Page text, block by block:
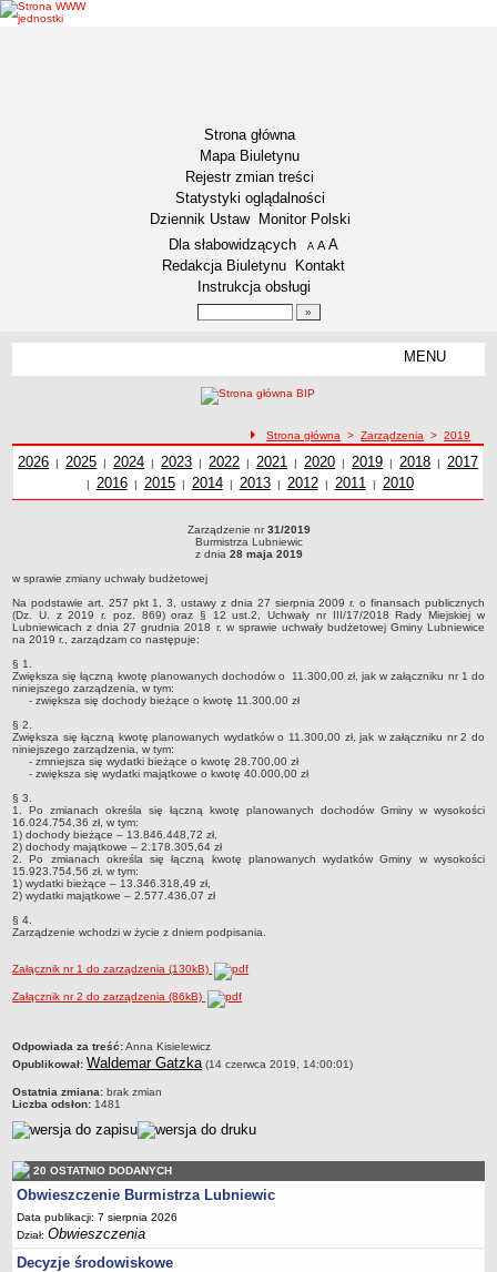
Strona główna
Mapa Biuletynu
Rejestr zmian treści
Statystyki oglądalności
Dziennik Ustaw
Monitor Polski
Menu dodatkowe
Dla słabowidzących A pomniejsz czcionkę
A standardowy rozmiar czcionki
A
Redakcja Biuletynu
Kontakt
Instrukcja obsługi
MENU
Zadania publiczne
Związki i stowarzyszenia
Współpraca zagraniczna
Strategia rozwoju Gminy
AKTUALNOŚCI I OBWIESZCZENIA
Aktualności
KOMUNIKATY
Drogi
Energia elektryczna
Meteorologiczne
Wodociągi - ocena jakości wody
KONKURSY
Ogłoszenia o konkursach
URZĄD MIEJSKI
Zastępca Burmistrza Lubniewic
Sekretarz Gminy
Informacja turystyczna
Regulamin i schemat organizacyjny
Przewodnik po urzędzie
Oświadczenia majątkowe
Raporty
RADA MIEJSKA
Dyżury Przewodniczącego Rady Miejskiej
ścieżka nawigacji
Strona główna >Zarządzenia >2019
Zarządzenia z roku
2026 | Zarządzenia z roku
2025 | Zarządzenia z roku
2024 | Zarządzenia z roku
2023 | Zarządzenia z roku
2022 | Zarządzenia z roku
2021 | Zarządzenia z roku
2020 | Zarządzenia z roku
2019 |
Zarządzenia z
2018 | 2017
| Zarządzenia z roku
2016| Zarządzenia z roku
2015| Zarządzenia z roku
2014| Zarządzenia z roku
2013| Zarządzenia z roku
2012| Zarządzenia z roku
2011 |
Zarządzenia z
roku
2010
Zarządzenie nr 31/2019Burmistrza Lubniewicz dnia 28 maja 2019w sprawie zmiany
Zarządzenie nr31/2019
Burmistrza Lubniewic
z dnia 28 maja 2019
w sprawie zmiany uchwały budżetowej
Na podstawie art. 257 pkt 1, 3, ustawy z dnia 27 sierpnia 2009 r. o finansach publicznych
(Dz. U. z 2019 r. poz. 869) oraz § 12 ust.2, Uchwały nr III/17/2018 Rady Miejskiej w
Lubniewicach z dnia 27 grudnia 2018 r. w sprawie uchwały budżetowej Gminy Lubniewice
na 2019 r., zarządzam co następuje:
§ 1.
Zwiększa się łączną kwotę planowanych dochodów o 11.300,00 zł, jak w załączniku nr 1 do
niniejszego zarządzenia, w tym:
- zwiększa się dochody bieżące o kwotę 11.300,00 zł
§ 2.
Zwiększa się łączną kwotę planowanych wydatków o 11.300,00 zł, jak w załączniku nr 2 do
niniejszego zarządzenia, w tym:
- zmniejsza się wydatki bieżące o kwotę 28.700,00 zł
- zwiększa się wydatki majątkowe o kwotę 40.000,00 zł
§ 3.
1. Po zmianach określa się łączną kwotę planowanych dochodów Gminy w wysokości
16.024.754,36 zł, w tym:
1) dochody bieżące – 13.846.448,72 zł,
2) dochody majątkowe – 2.178.305,64 zł
2. Po zmianach określa się łączną kwotę planowanych wydatków Gminy w wysokości
15.923.754,56 zł, w tym:
1) wydatki bieżące – 13.346.318,49 zł,
2) wydatki majątkowe – 2.577.436,07 zł
§ 4.
Zarządzenie wchodzi w życie z dniem podpisania.
Załącznik nr 1 do zarządzenia (130kB)
Załącznik nr 2 do zarządzenia (86kB)
metryczka
Odpowiada za treść:Anna Kisielewicz
Opublikował: Waldemar Gatzka (14 czerwca 2019, 14:00:01)
Ostatnia zmiana: brak zmian
Liczba odsłon: 1481
20 OSTATNIO DODANYCH
Obwieszczenie Burmistrza Lubniewic
Data publikacji: 7 sierpnia 2026
Dział:Obwieszczenia
Decyzje środowiskowe